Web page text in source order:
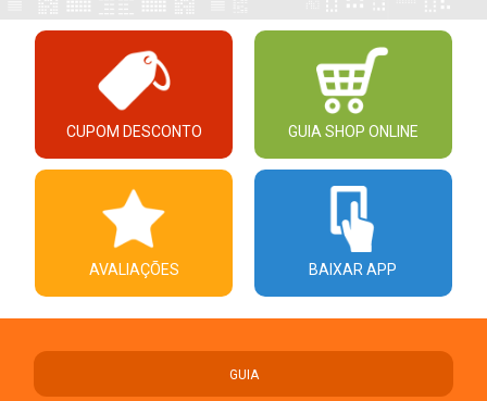
CUPOM DESCONTO GUIA SHOP ONLINE
AVALIAÇÕES BAIXAR APP
GUIA